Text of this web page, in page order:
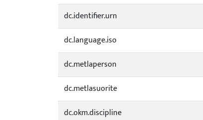
dc.identifier.urn
dc.language.iso
dc.metlaperson
dc.metlasuorite
dc.okm.discipline